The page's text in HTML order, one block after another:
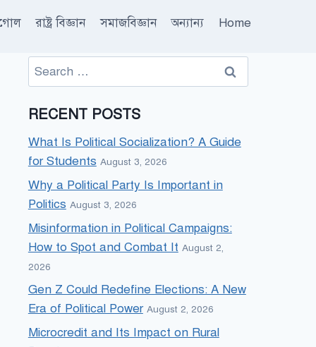
রাষ্ট্র বিজ্ঞান সমাজবিজ্ঞান অন্যান্য Home
Search
for:
RECENT POSTS
What Is Political Socialization? A Guide
for Students August 3, 2026
Why a Political Party Is Important in
Politics August 3, 2026
Misinformation in Political Campaigns:
How to Spot and Combat It August 2,
2026
Gen Z Could Redefine Elections: A New
Era of Political Power August 2, 2026
Microcredit and Its Impact on Rural